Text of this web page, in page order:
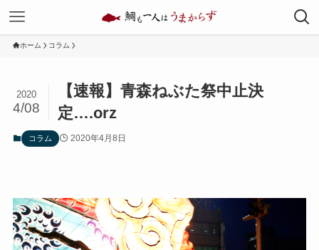
ホーム コラム
【速報】青森ねぶた祭中止決
定….orz
2020
4/08
コラム 2020年4月8日